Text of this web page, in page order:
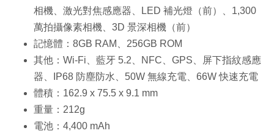
相機、激光對焦感應器、LED 補光燈（前）、1,300
萬拍攝像素相機、3D 景深相機（前）
記憶體：8GB RAM、256GB ROM
其他：Wi-Fi、藍牙 5.2、NFC、GPS、屏下指紋感應
器、IP68 防塵防水、50W 無線充電、66W 快速充電
體積：162.9 x 75.5 x 9.1 mm
重量：212g
電池：4,400 mAh